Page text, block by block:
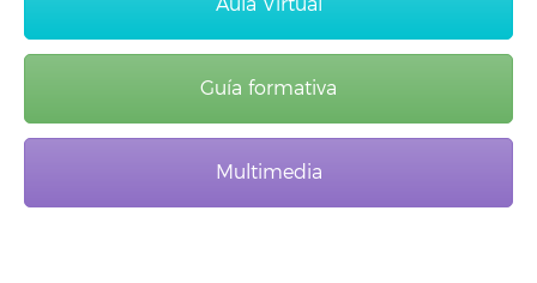
Aula Virtual
Guía formativa
Multimedia